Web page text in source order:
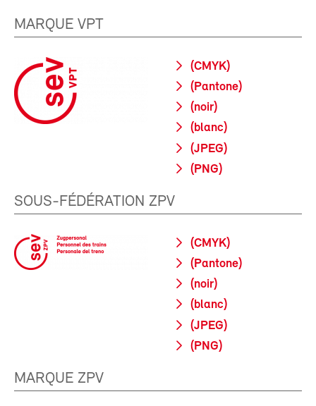
MARQUE VPT
(CMYK)
(Pantone)
(noir)
(blanc)
(JPEG)
(PNG)
SOUS-FÉDÉRATION ZPV
(CMYK)
(Pantone)
(noir)
(blanc)
(JPEG)
(PNG)
MARQUE ZPV